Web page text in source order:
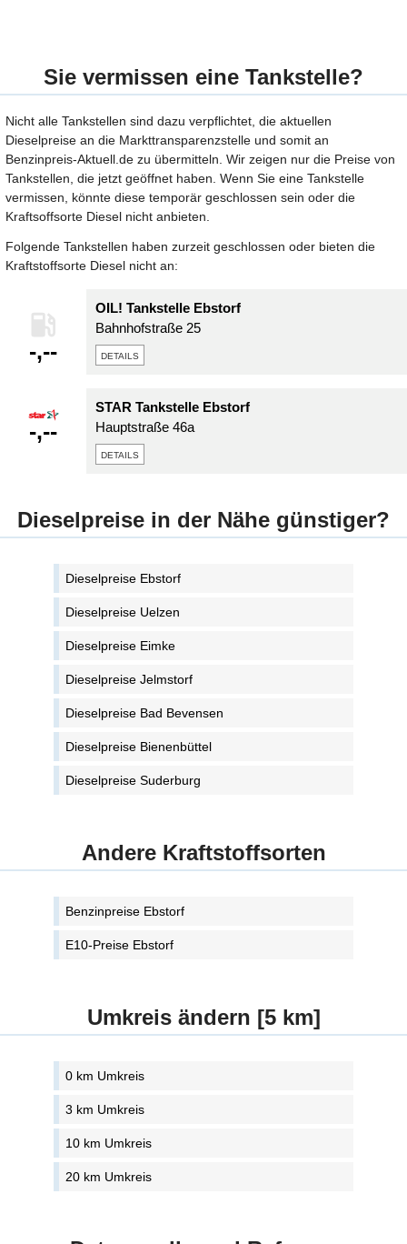
Sie vermissen eine Tankstelle?
Nicht alle Tankstellen sind dazu verpflichtet, die aktuellen
Dieselpreise an die Markttransparenzstelle und somit an
Benzinpreis-Aktuell.de zu übermitteln. Wir zeigen nur die Preise von
Tankstellen, die jetzt geöffnet haben. Wenn Sie eine Tankstelle
vermissen, könnte diese temporär geschlossen sein oder die
Kraftsoffsorte Diesel nicht anbieten.
Folgende Tankstellen haben zurzeit geschlossen oder bieten die
Kraftstoffsorte Diesel nicht an:
-,--
OIL! Tankstelle Ebstorf
Bahnhofstraße 25
details
-,--
STAR Tankstelle Ebstorf
Hauptstraße 46a
details
Dieselpreise in der Nähe günstiger?
Dieselpreise Ebstorf
Dieselpreise Uelzen
Dieselpreise Eimke
Dieselpreise Jelmstorf
Dieselpreise Bad Bevensen
Dieselpreise Bienenbüttel
Dieselpreise Suderburg
Andere Kraftstoffsorten
Benzinpreise Ebstorf
E10-Preise Ebstorf
Umkreis ändern [5 km]
0 km Umkreis
3 km Umkreis
10 km Umkreis
20 km Umkreis